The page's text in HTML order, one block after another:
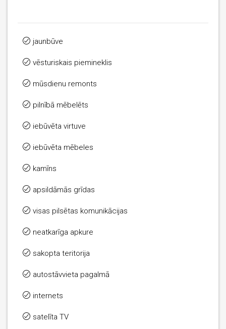
jaunbūve
vēsturiskais piemineklis
mūsdienu remonts
pilnībā mēbelēts
iebūvēta virtuve
iebūvēta mēbeles
kamīns
apsildāmās grīdas
visas pilsētas komunikācijas
neatkarīga apkure
sakopta teritorija
autostāvvieta pagalmā
internets
satelīta TV